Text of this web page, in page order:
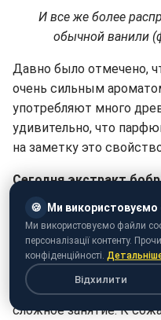
И все же более
обычной ванили
Давно было отмечено,
очень сильным
употребляют много
удивительно, что
на заметку это
Сегодня экстракт
считается
приготовлении
натурального
заменитель малинового
Спешим успокоить.
сложное занятие. К
🍪 Ми
Ми використовуємо файли
персоналізації контенту.
конфіденційності.
Відхилити